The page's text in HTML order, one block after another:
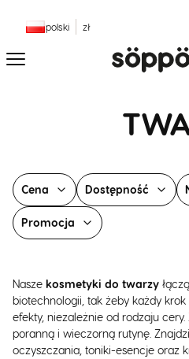
polski zł
Menu
Cena Dostępność
Promocja
Nasze kosmetyki do twarzy
biotechnologii, tak żeby każdy
efekty, niezależnie od rodzaju
poranną i wieczorną rutynę.
oczyszczania, toniki-esencje oraz